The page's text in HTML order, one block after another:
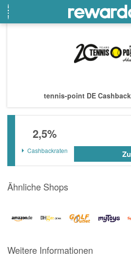
Lieferando
LASCANA
eBay
DOUGLAS Parfümerie
Temu
Fressnapf
Notino
apodiscounter
Beste Gutscheine
Top Gutscheine
Exklusive Gutscheine
Sonderaktionen
Beste Angebote
Top Angebote
Exklusive Angebote
tennis-point DE
2,5%
Cashbackraten
Ähnliche Shops
Weitere Informationen